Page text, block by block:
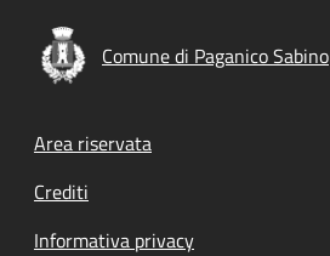
Comune di Paganico Sabino
Footer menu
Area riservata
Crediti
Informativa privacy